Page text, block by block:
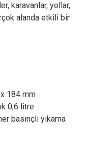
karavanlar, yollar,
alanda etkili bir
184 mm
0,6 litre
basınçlı yıkama